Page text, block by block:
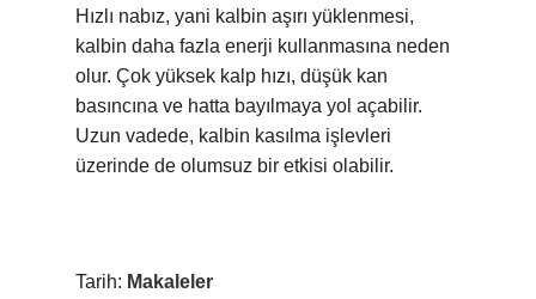
Hızlı nabız, yani kalbin aşırı yüklenmesi,
kalbin daha fazla enerji kullanmasına neden
olur. Çok yüksek kalp hızı, düşük kan
basıncına ve hatta bayılmaya yol açabilir.
Uzun vadede, kalbin kasılma işlevleri
üzerinde de olumsuz bir etkisi olabilir.
Tarih: Makaleler